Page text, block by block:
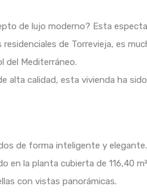
de lujo moderno? Esta
de Torrevieja, es
del Mediterráneo.
alta calidad, esta vivienda ha
de forma inteligente y elegante.
en la planta cubierta de 116,40
con vistas panorámicas.